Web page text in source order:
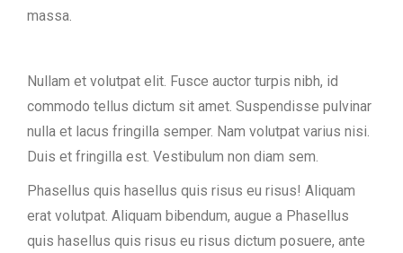
massa.
Nullam et volutpat elit. Fusce auctor turpis nibh, id
commodo tellus dictum sit amet. Suspendisse pulvinar
nulla et lacus fringilla semper. Nam volutpat varius nisi.
Duis et fringilla est. Vestibulum non diam sem.
Phasellus quis hasellus quis risus eu risus! Aliquam
erat volutpat. Aliquam bibendum, augue a Phasellus
quis hasellus quis risus eu risus dictum posuere, ante